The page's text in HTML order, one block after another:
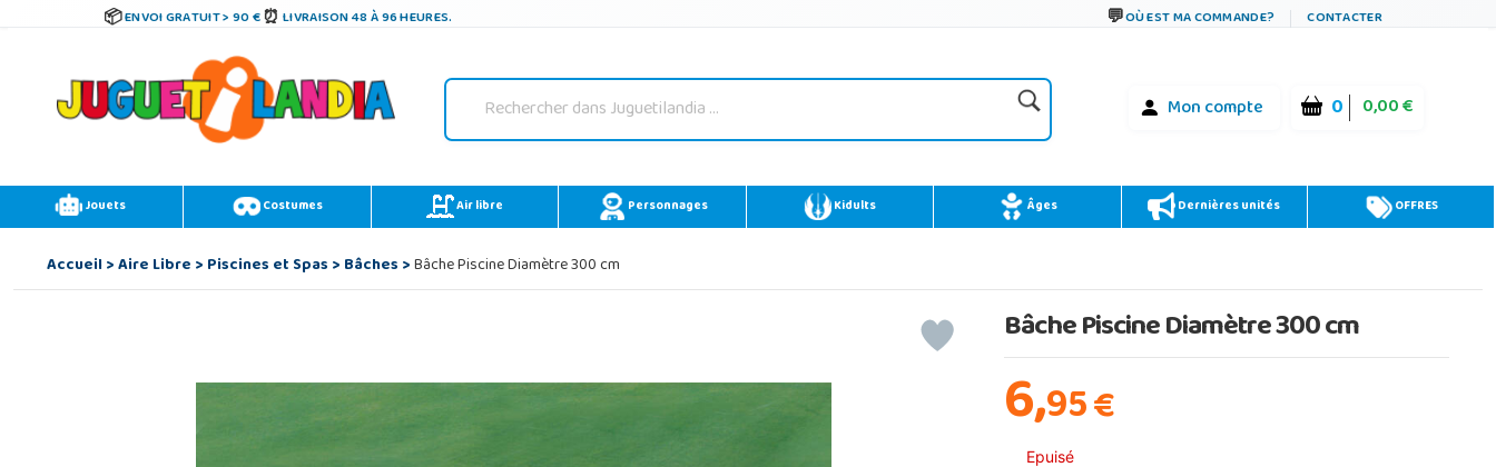
ENVOI GRATUIT > 90 € LIVRAISON 48 À 96 HEURES. OÙ EST MA COMMANDE? CONTACTER
Mon compte 0 0,00 €
Jouets Costumes Air libre Personnages Kidults Âges Dernières unités OFFRES
Accueil>Aire Libre>Piscines et Spas>Bâches>Bâche Piscine Diamètre 300 cm
Bâche Piscine Diamètre 300 cm
6,95€
Epuisé